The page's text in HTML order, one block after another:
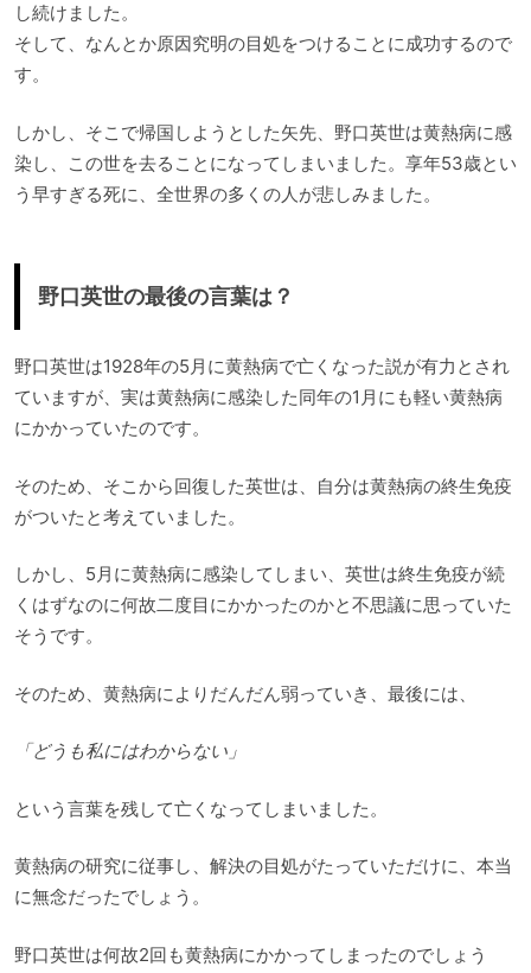
し続けました。
そして、なんとか原因究明の目処をつけることに成功するので
す。
しかし、そこで帰国しようとした矢先、野口英世は黄熱病に感
染し、この世を去ることになってしまいました。享年53歳とい
う早すぎる死に、全世界の多くの人が悲しみました。
野口英世の最後の言葉は？
野口英世は1928年の5月に黄熱病で亡くなった説が有力とされ
ていますが、実は黄熱病に感染した同年の1月にも軽い黄熱病
にかかっていたのです。
そのため、そこから回復した英世は、自分は黄熱病の終生免疫
がついたと考えていました。
しかし、5月に黄熱病に感染してしまい、英世は終生免疫が続
くはずなのに何故二度目にかかったのかと不思議に思っていた
そうです。
そのため、黄熱病によりだんだん弱っていき、最後には、
「どうも私にはわからない」
という言葉を残して亡くなってしまいました。
黄熱病の研究に従事し、解決の目処がたっていただけに、本当
に無念だったでしょう。
野口英世は何故2回も黄熱病にかかってしまったのでしょう